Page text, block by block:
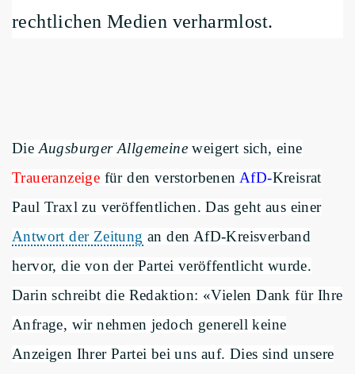
rechtlichen Medien verharmlost.
Die Augsburger Allgemeine weigert sich, eine
Traueranzeige für den verstorbenen AfD-Kreisrat
Paul Traxl zu veröffentlichen. Das geht aus einer
Antwort der Zeitung an den AfD-Kreisverband
hervor, die von der Partei veröffentlicht wurde.
Darin schreibt die Redaktion: «Vielen Dank für Ihre
Anfrage, wir nehmen jedoch generell keine
Anzeigen Ihrer Partei bei uns auf. Dies sind unsere